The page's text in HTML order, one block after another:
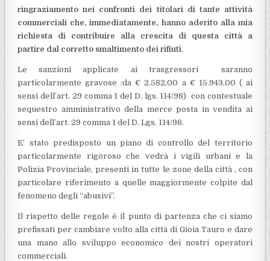
ringraziamento nei confronti dei titolari di tante attività
commerciali che, immediatamente, hanno aderito alla mia
richiesta di contribuire alla crescita di questa città a
partire dal corretto smaltimento dei rifiuti.
Le sanzioni applicate ai trasgressori saranno
particolarmente gravose :da € 2.582,00 a € 15.943,00 ( ai
sensi dell’art. 29 comma 1 del D. lgs. 114/98) con contestuale
sequestro amministrativo della merce posta in vendita ai
sensi dell’art. 29 comma 1 del D. Lgs. 114/98.
E’ stato predisposto un piano di controllo del territorio
particolarmente rigoroso che vedrà i vigili urbani e la
Polizia Provinciale, presenti in tutte le zone della città , con
particolare riferimento a quelle maggiormente colpite dal
fenomeno degli “abusivi”.
Il rispetto delle regole è il punto di partenza che ci siamo
prefissati per cambiare volto alla città di Gioia Tauro e dare
una mano allo sviluppo economico dei nostri operatori
commerciali.